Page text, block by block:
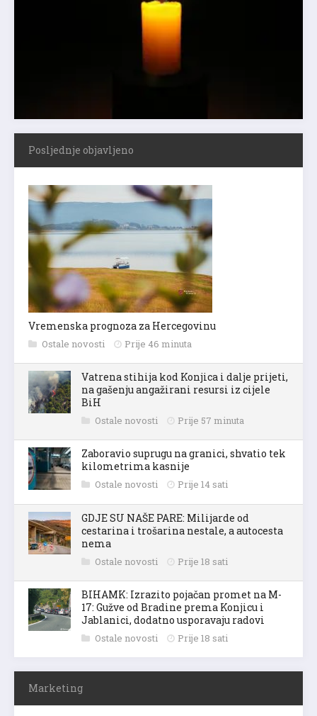
Posljednje objavljeno
Vremenska prognoza za Hercegovinu
Ostale novosti Prije 46 minuta
Vatrena stihija kod Konjica i dalje prijeti,
na gašenju angažirani resursi iz cijele
BiH
Ostale novosti Prije 57 minuta
Zaboravio suprugu na granici, shvatio tek
kilometrima kasnije
Ostale novosti Prije 14 sati
GDJE SU NAŠE PARE: Milijarde od
cestarina i trošarina nestale, a autocesta
nema
Ostale novosti Prije 18 sati
BIHAMK: Izrazito pojačan promet na M-
17: Gužve od Bradine prema Konjicu i
Jablanici, dodatno usporavaju radovi
Ostale novosti Prije 18 sati
Marketing